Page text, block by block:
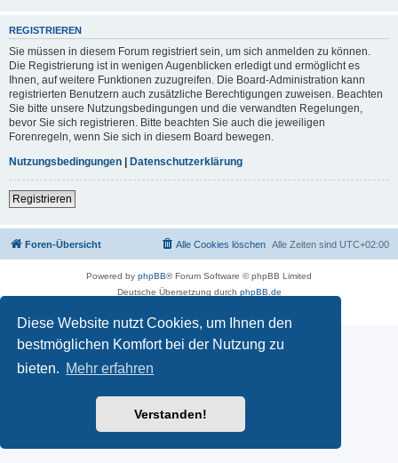
Diese Website nutzt Cookies, um Ihnen den
bestmöglichen Komfort bei der Nutzung zu
bieten. Mehr erfahren
Verstanden!
REGISTRIEREN
Sie müssen in diesem Forum registriert sein, um sich anmelden zu können.
Die Registrierung ist in wenigen Augenblicken erledigt und ermöglicht es
Ihnen, auf weitere Funktionen zuzugreifen. Die Board-Administration kann
registrierten Benutzern auch zusätzliche Berechtigungen zuweisen. Beachten
Sie bitte unsere Nutzungsbedingungen und die verwandten Regelungen,
bevor Sie sich registrieren. Bitte beachten Sie auch die jeweiligen
Forenregeln, wenn Sie sich in diesem Board bewegen.
Nutzungsbedingungen | Datenschutzerklärung
Registrieren
Foren-Übersicht Alle Zeiten sind UTC+02:00
Alle Cookies löschen
Powered by phpBB® Forum Software © phpBB Limited
Deutsche Übersetzung durch phpBB.de